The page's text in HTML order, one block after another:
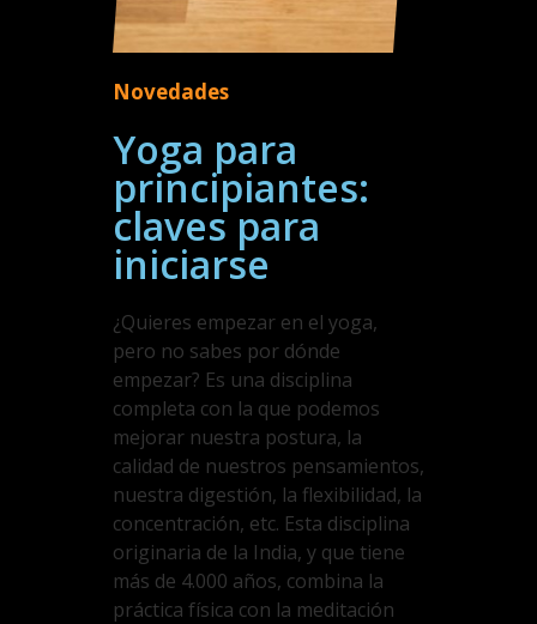
Novedades
Yoga para
principiantes:
claves para
iniciarse
¿Quieres empezar en el yoga,
pero no sabes por dónde
empezar? Es una disciplina
completa con la que podemos
mejorar nuestra postura, la
calidad de nuestros pensamientos,
nuestra digestión, la flexibilidad, la
concentración, etc. Esta disciplina
originaria de la India, y que tiene
más de 4.000 años, combina la
práctica física con la meditación